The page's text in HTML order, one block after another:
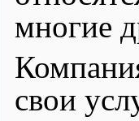
многие
свои